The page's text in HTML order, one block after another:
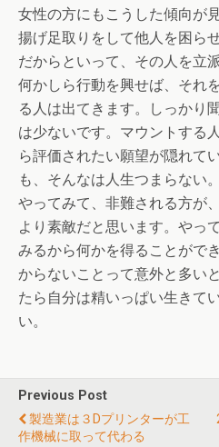
女性の方にもこうした傾向が
揚げ足取りをして他人を困ら
だからといって、その人を立
何かしら行動を興せば、それ
る人は出てきます。しっかり
は少ないです。マウントする
ら評価されたい願望が隠れて
も、そんなは人生つまらない。
やってみて、非難される方が
より素敵だと思います。やっ
みるから何かを得ることがで
からないことって意外と多い
たら自分は精いっぱい生きて
い。
Previous Post
製造業は３Dプリンターが工
作機械に取って代わる